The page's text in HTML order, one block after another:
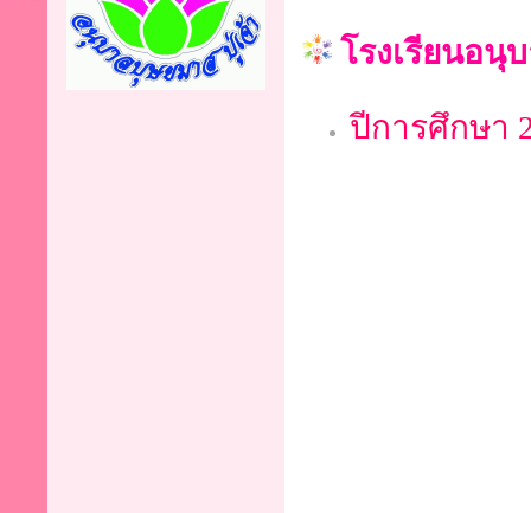
โรงเรียนอนุ
ปีการศึกษา